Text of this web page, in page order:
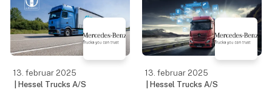
transportsektoren nu. Og
det kan godt lade sig
gøre. Læs, hvordan
godstran
selvføl
13. februar 2025
| Hessel Trucks A/S
13. februar 2025
| Hessel Trucks A/S